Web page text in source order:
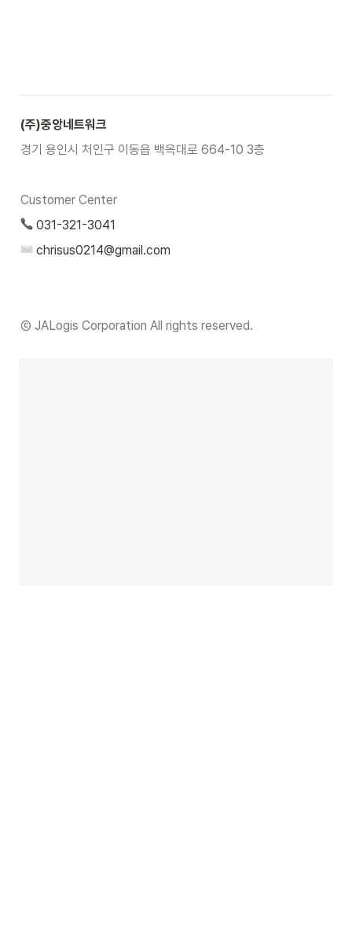
(주)중앙네트워크
경기 용인시 처인구 이동읍 백옥대로 664-10 3층
Customer Center
031-321-3041
chrisus0214@gmail.com
Ⓒ JALogis Corporation All rights reserved.